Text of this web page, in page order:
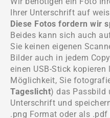
Ihrer Unterschrift auf
Diese Fotos fordern wir
Beides kann sich auch
Sie keinen eigenen
Bilder auch in jedem
einen USB-Stick kopieren
Möglichkeit, Sie
Tageslicht) das Passbild
Unterschrift und
.png Format oder als .pdf